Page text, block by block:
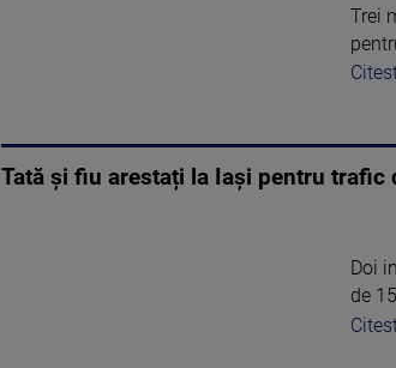
Trei
Tată și fiu arestați la Iași pentru trafic
Doi
de